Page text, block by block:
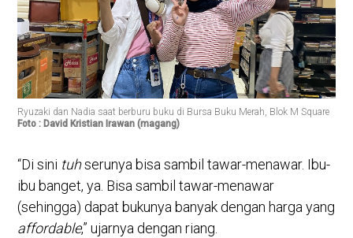
Ryuzaki dan Nadia saat berburu buku di Bursa Buku Merah, Blok M Square
Foto : David Kristian Irawan (magang)
“Di sini tuhserunya bisa sambil tawar-menawar. Ibu-
ibu banget, ya. Bisa sambil tawar-menawar
(sehingga) dapat bukunya banyak dengan harga yang
affordable,” ujarnya dengan riang.